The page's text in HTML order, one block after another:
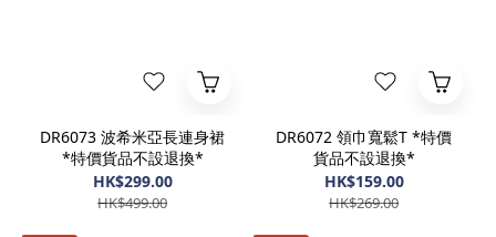
DR6073 波希米亞長連身裙
*特價貨品不設退換*
HK$299.00
HK$499.00
DR6072 領巾寬鬆T *特價
貨品不設退換*
HK$159.00
HK$269.00